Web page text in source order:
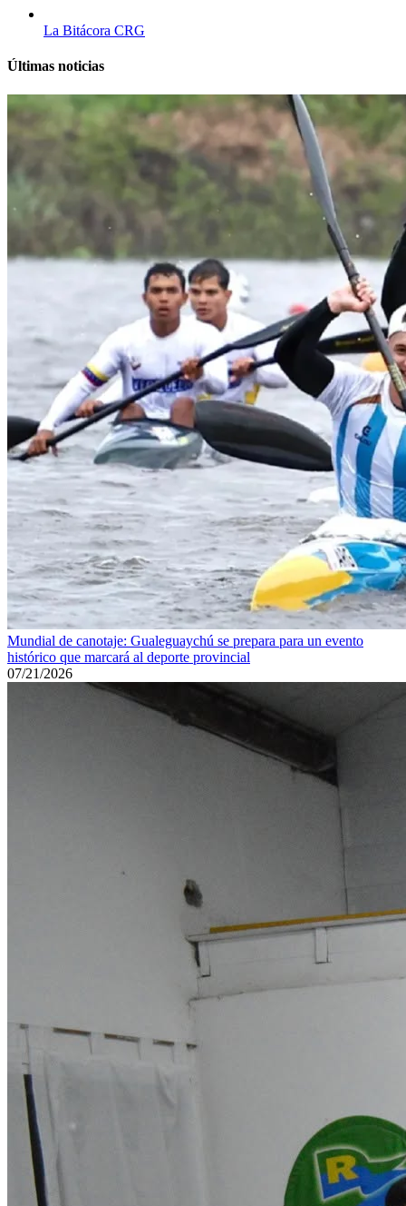
La Bitácora CRG
Últimas noticias
Mundial de canotaje: Gualeguaychú se prepara para un evento
histórico que marcará al deporte provincial
07/21/2026